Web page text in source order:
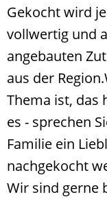
Gekocht wird
vollwertig und
angebauten
aus der
Thema ist, das
es - sprechen
Familie ein
nachgekocht
Wir sind gerne